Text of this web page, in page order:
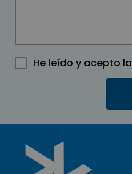
He leído y acepto la